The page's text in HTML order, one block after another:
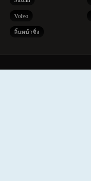
Volvo
ลิ้นหน้าซิ่ง